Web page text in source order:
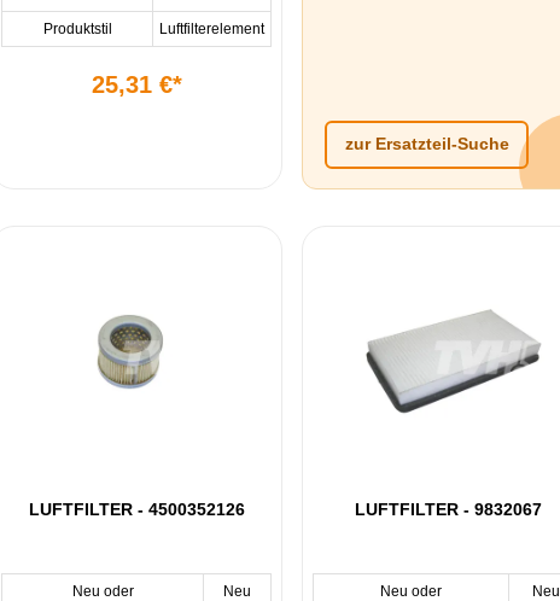
Produktstil Luftfilterelement
25,31 €*
zur Ersatzteil-Suche
LUFTFILTER - 4500352126
Neu oder
Neu
LUFTFILTER - 9832067
Neu oder
Neu